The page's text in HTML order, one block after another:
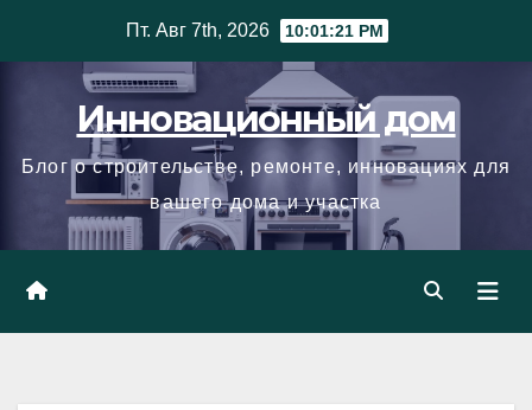
Пт. Авг 7th, 2026 10:01:22 PM
Инновационный дом
Блог о строительстве, ремонте, инновациях для
вашего дома и участка